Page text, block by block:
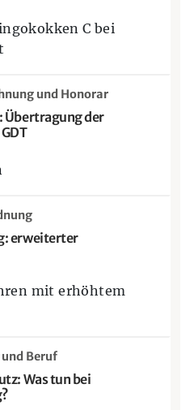
C bei
Übertragung der
und Honorar
erweiterter
mit erhöhtem
Was tun bei
Beruf